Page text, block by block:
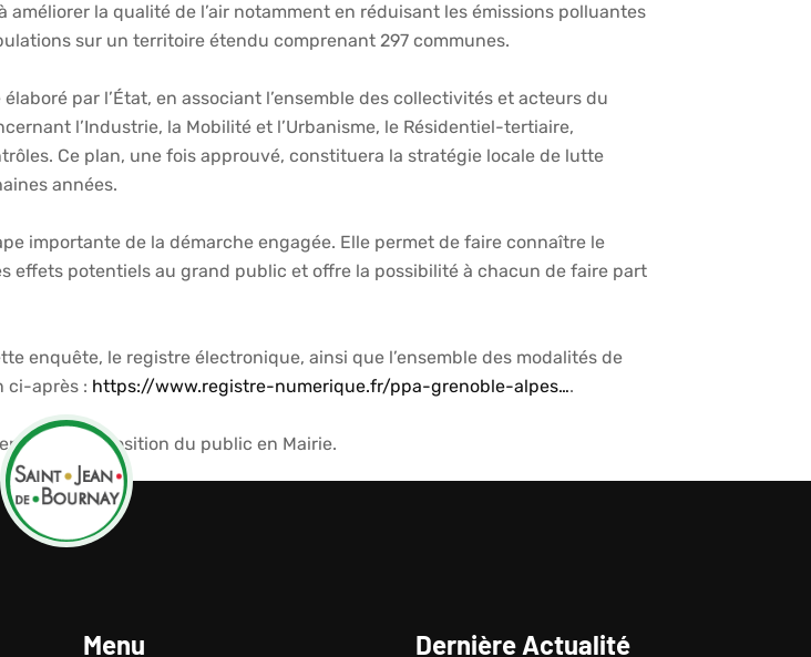
améliorer la qualité de l’air notamment en réduisant les émissions polluantes
sur un territoire étendu comprenant 297 communes.
par l’État, en associant l’ensemble des collectivités et acteurs du
l’Industrie, la Mobilité et l’Urbanisme, le Résidentiel-tertiaire,
Ce plan, une fois approuvé, constituera la stratégie locale de lutte
années.
importante de la démarche engagée. Elle permet de faire connaître le
effets potentiels au grand public et offre la possibilité à chacun de faire part
enquête, le registre électronique, ainsi que l’ensemble des modalités de
ci-après : https://www.registre-numerique.fr/ppa-grenoble-alpes….
mis à disposition du public en Mairie.
Menu Dernière Actualité